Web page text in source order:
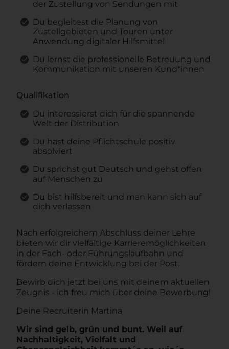
der Zustellung von Sendungen mit
Du begleitest die Planung von
Zustellgebieten und Touren unter
Anwendung digitaler Hilfsmittel
Du lernst die professionelle Betreuung und
Kommunikation mit unseren Kund*innen
Qualifikation
Du interessierst dich für die spannende
Welt der Distribution
Du hast deine Pflichtschule positiv
absolviert
Du sprichst gut Deutsch und gehst offen
auf Menschen zu
Du bist hilfsbereit und man kann sich auf
dich verlassen
Nach erfolgreichem Abschluss deiner Lehre
bieten wir dir vielfältige Karrieremöglichkeiten
in der Fach- oder Führungslaufbahn und
fördern deine Entwicklung bei der Post.
Bewirb dich jetzt bei uns mit deinem aktuellen
Zeugnis - ich freu mich über deine Bewerbung!
Deine Recruiterin Martina
Wir sind gelb, grün und bunt. Weil auf
Nachhaltigkeit, Vielfalt und